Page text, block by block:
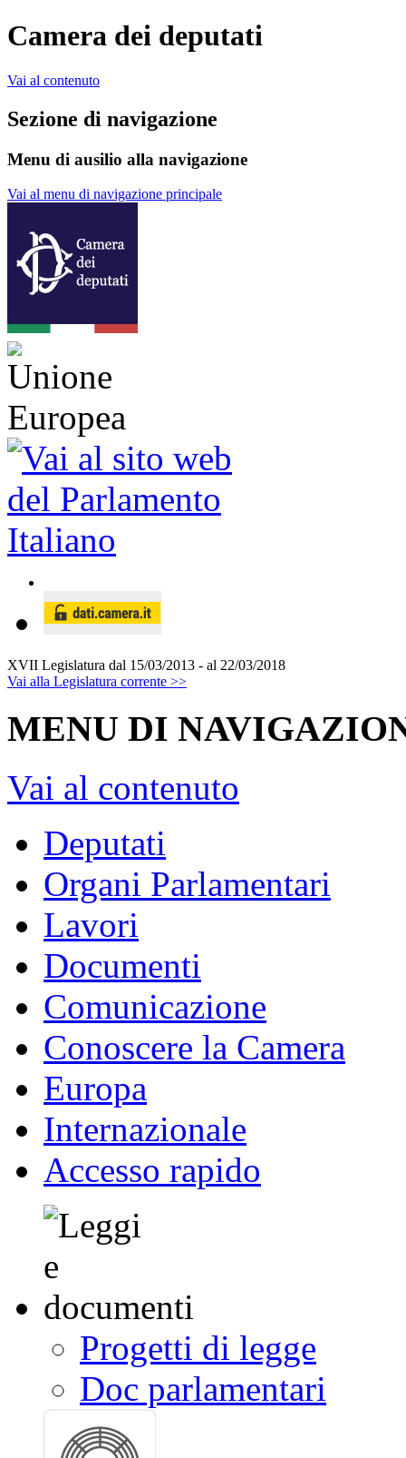
Camera dei deputati
Vai al contenuto
Sezione di navigazione
Menu di ausilio alla navigazione
Vai al menu di navigazione principale
XVII Legislatura dal 15/03/2013 - al 22/03/2018
Vai alla Legislatura corrente >>
MENU DI
Vai al contenuto
Deputati
Organi Parlamentari
Lavori
Documenti
Comunicazione
Conoscere la Camera
Europa
Internazionale
Accesso rapido
Progetti di legge
Doc parlamentari